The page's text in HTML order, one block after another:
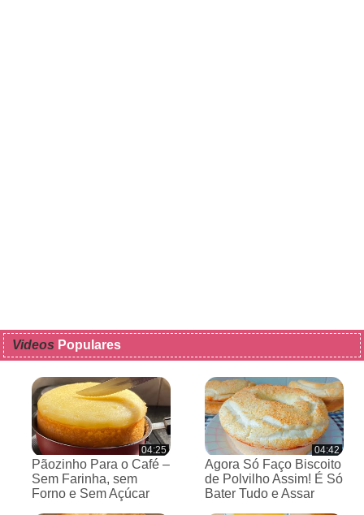
Videos Populares
04:25
Pãozinho Para o Café –
Sem Farinha, sem
Forno e Sem Açúcar
04:42
Agora Só Faço Biscoito
de Polvilho Assim! É Só
Bater Tudo e Assar